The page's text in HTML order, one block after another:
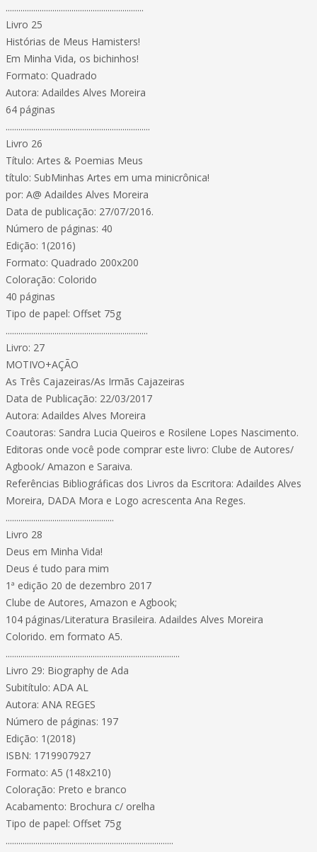
.................................................................
Livro 25
Histórias de Meus Hamisters!
Em Minha Vida, os bichinhos!
Formato: Quadrado
Autora: Adaildes Alves Moreira
64 páginas
....................................................................
Livro 26
Título: Artes & Poemias Meus
título: SubMinhas Artes em uma minicrônica!
por: A@ Adaildes Alves Moreira
Data de publicação: 27/07/2016.
Número de páginas: 40
Edição: 1(2016)
Formato: Quadrado 200x200
Coloração: Colorido
40 páginas
Tipo de papel: Offset 75g
...................................................................
Livro: 27
MOTIVO+AÇÃO
As Três Cajazeiras/As Irmãs Cajazeiras
Data de Publicação: 22/03/2017
Autora: Adaildes Alves Moreira
Coautoras: Sandra Lucia Queiros e Rosilene Lopes Nascimento.
Editoras onde você pode comprar este livro: Clube de Autores/
Agbook/ Amazon e Saraiva.
Referências Bibliográficas dos Livros da Escritora: Adaildes Alves
Moreira, DADA Mora e Logo acrescenta Ana Reges.
...................................................
Livro 28
Deus em Minha Vida!
Deus é tudo para mim
1ª edição 20 de dezembro 2017
Clube de Autores, Amazon e Agbook;
104 páginas/Literatura Brasileira. Adaildes Alves Moreira
Colorido. em formato A5.
..................................................................................
Livro 29: Biography de Ada
Subitítulo: ADA AL
Autora: ANA REGES
Número de páginas: 197
Edição: 1(2018)
ISBN: 1719907927
Formato: A5 (148x210)
Coloração: Preto e branco
Acabamento: Brochura c/ orelha
Tipo de papel: Offset 75g
...............................................................................